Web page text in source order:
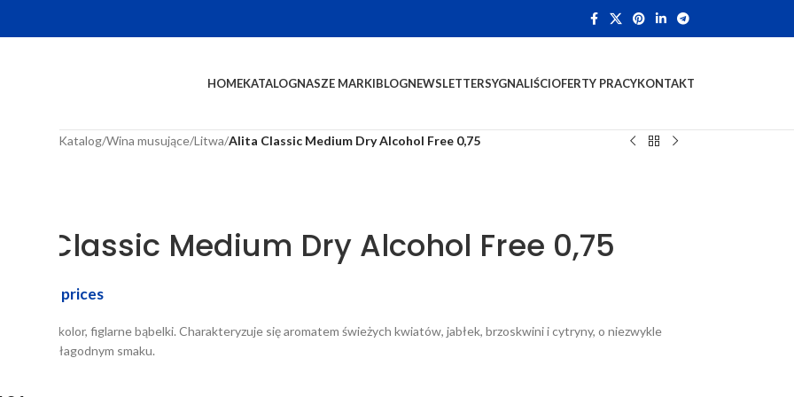
HOMEKATALOGNASZE MARKIBLOGNEWSLETTERSYGNALIŚCIOFERTY PRACYKONTAKT
Katalog/Wina musujące/Litwa/Alita Classic Medium Dry Alcohol Free 0,75
Classic Medium Dry Alcohol Free 0,75
to see prices
złoty kolor, figlarne bąbelki. Charakteryzuje się aromatem świeżych kwiatów, jabłek, brzoskwini i cytryny, o niezwykle
i łagodnym smaku.